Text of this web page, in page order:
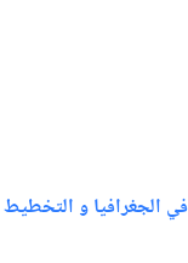
في الجغرافيا و